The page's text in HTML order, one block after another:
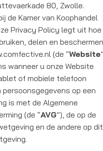
80, Zwolle.
de Kamer van Koophandel
Privacy Policy legt uit hoe
delen en
(de “Website
wanneer u onze Website
of mobiele telefoon
persoonsgegevens op een
is met de Algemene
(de “AVG”), de op de
en de andere op dit